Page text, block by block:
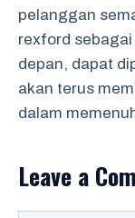
pelanggan
rexford sebagai
depan, dapat
akan terus
dalam
Leave a